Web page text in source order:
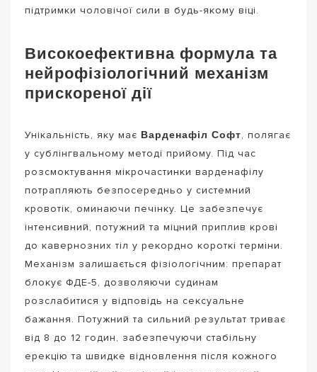
підтримки чоловічої сили в будь-якому віці.
Високоефективна формула та
нейрофізіологічний механізм
прискореної дії
Унікальність, яку має Варденафіл Софт, полягає
у сублінгвальному методі прийому. Під час
розсмоктування мікрочастинки варденафілу
потрапляють безпосередньо у системний
кровотік, оминаючи печінку. Це забезпечує
інтенсивний, потужний та міцний приплив крові
до кавернозних тіл у рекордно короткі терміни.
Механізм залишається фізіологічним: препарат
блокує ФДЕ-5, дозволяючи судинам
розслабитися у відповідь на сексуальне
бажання. Потужний та сильний результат триває
від 8 до 12 годин, забезпечуючи стабільну
ерекцію та швидке відновлення після кожного